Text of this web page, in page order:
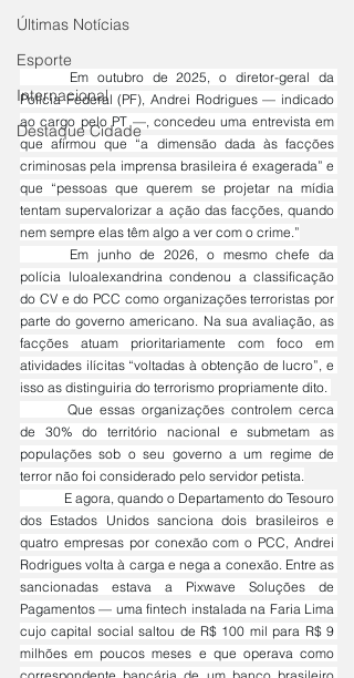
Últimas Notícias
Esporte
Internacional
Destaque Cidade
Polícia Federal (PF), Andrei Rodrigues — indicado
ao cargo pelo PT —, concedeu uma entrevista em
que afirmou que “a dimensão dada às facções
criminosas pela imprensa brasileira é exagerada” e
que “pessoas que querem se projetar na mídia
tentam supervalorizar a ação das facções, quando
nem sempre elas têm algo a ver com o crime.”
polícia luloalexandrina condenou a classificação
do CV e do PCC como organizações terroristas por
parte do governo americano. Na sua avaliação, as
facções atuam prioritariamente com foco em
atividades ilícitas “voltadas à obtenção de lucro”, e
isso as distinguiria do terrorismo propriamente dito.
de 30% do território nacional e submetam as
populações sob o seu governo a um regime de
terror não foi considerado pelo servidor petista.
dos Estados Unidos sanciona dois brasileiros e
quatro empresas por conexão com o PCC, Andrei
Rodrigues volta à carga e nega a conexão. Entre as
sancionadas estava a Pixwave Soluções de
Pagamentos — uma fintech instalada na Faria Lima
cujo capital social saltou de R$ 100 mil para R$ 9
milhões em poucos meses e que operava como